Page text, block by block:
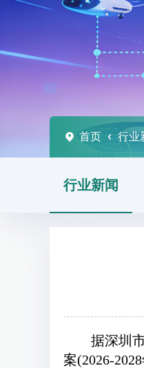
行业新闻
首页 行业
据深圳
案(2026-